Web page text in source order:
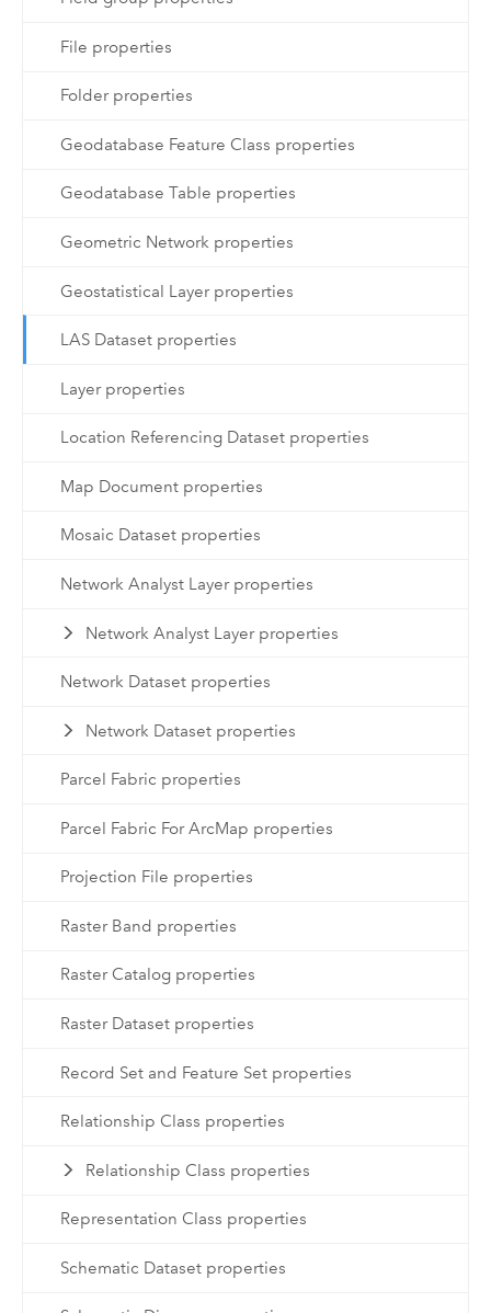
File properties
Folder properties
Geodatabase Feature Class properties
Geodatabase Table properties
Geometric Network properties
Geostatistical Layer properties
LAS Dataset properties
Layer properties
Location Referencing Dataset properties
Map Document properties
Mosaic Dataset properties
Network Analyst Layer properties
Network Analyst Layer properties
Network Dataset properties
Network Dataset properties
Parcel Fabric properties
Parcel Fabric For ArcMap properties
Projection File properties
Raster Band properties
Raster Catalog properties
Raster Dataset properties
Record Set and Feature Set properties
Relationship Class properties
Relationship Class properties
Representation Class properties
Schematic Dataset properties